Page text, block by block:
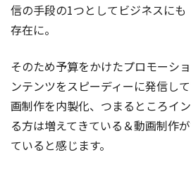
信の手段の1つとしてビジネスに
存在に。
そのため予算をかけたプロモーシ
ンテンツをスピーディーに発信し
画制作を内製化、つまるところイ
る方は増えてきている＆動画制作
ていると感じます。